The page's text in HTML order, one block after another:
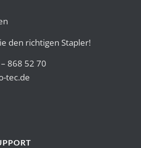
den richtigen Stapler!
868 52 70
tec.de